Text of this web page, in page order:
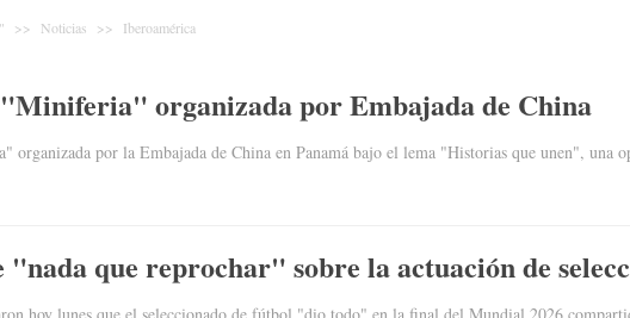
>> Noticias >> Iberoamérica
organizada por Embajada de China
por la Embajada de China en Panamá bajo el lema "Historias que unen", una
"nada que reprochar" sobre la actuación de